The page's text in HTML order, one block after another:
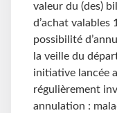
valeur du (des)
d’achat valables
possibilité
la veille du
initiative lancée
régulièrement
annulation :